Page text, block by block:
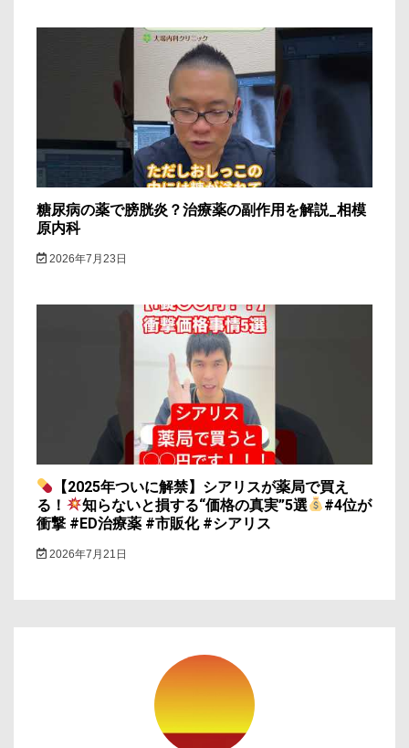
糖尿病の薬で膀胱炎？治療薬の副作用を解説_相模
原内科
2026年7月23日
【2025年ついに解禁】シアリスが薬局で買え
る！
知らないと損する“価格の真実”5選
#4位が
衝撃 #ED治療薬 #市販化 #シアリス
2026年7月21日